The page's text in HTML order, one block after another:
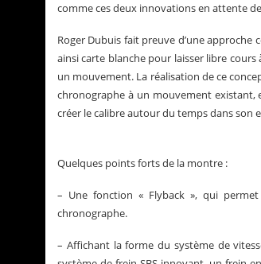
comme ces deux innovations en attente
Roger Dubuis fait preuve d’une
ainsi carte blanche pour laisser libre
un mouvement. La réalisation de ce
chronographe à un mouvement existant,
créer le calibre autour du temps dans
Quelques points forts de la montre :
– Une fonction « Flyback », qui
chronographe.
– Affichant la forme du système de